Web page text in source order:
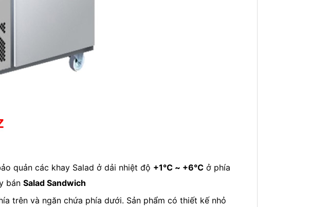
quản các khay Salad ở dải nhiệt độ +1℃ ~ +6℃ở phía
bán Salad Sandwich
trên và ngăn chứa phía dưới. Sản phẩm có thiết kế nhỏ